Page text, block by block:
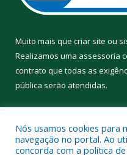
Muito mais que criar site ou
Realizamos uma assessoria
contrato que todas as
pública serão atendidas.
Nós usamos cookies para
navegação no portal. Ao
concorda com a política